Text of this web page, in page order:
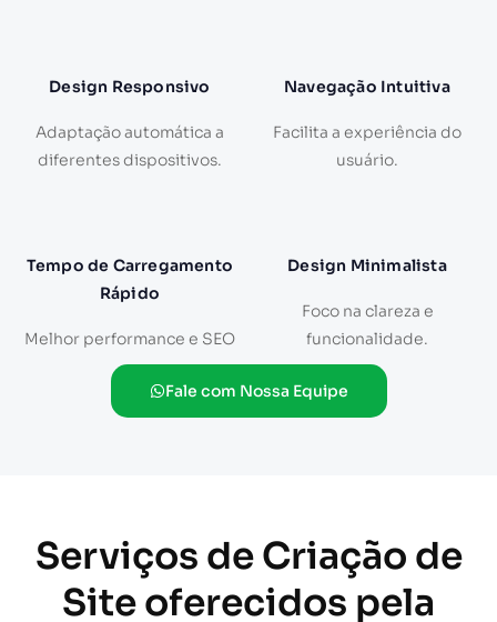
Design Responsivo
Adaptação automática a
diferentes dispositivos.
Navegação Intuitiva
Facilita a experiência do
usuário.
Tempo de Carregamento
Rápido
Melhor performance e SEO
Design Minimalista
Foco na clareza e
funcionalidade.
Fale com Nossa Equipe
Serviços de Criação de
Site oferecidos pela